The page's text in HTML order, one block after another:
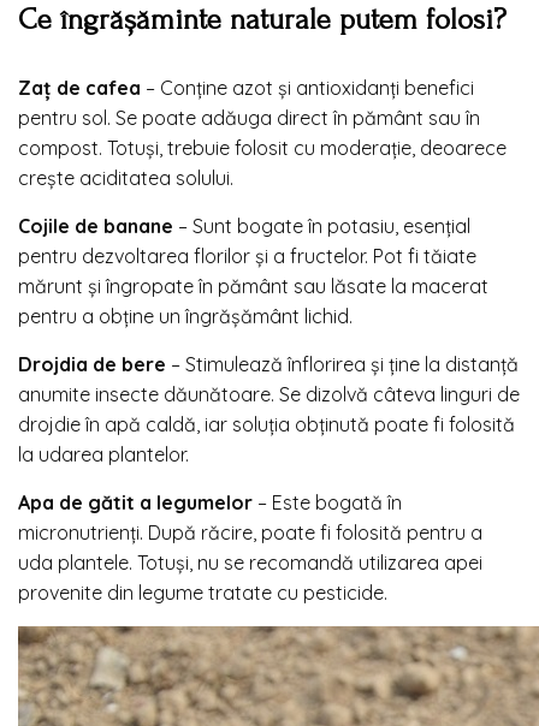
Ce îngrășăminte naturale putem folosi?
Zaț de cafea – Conține azot și antioxidanți benefici
pentru sol. Se poate adăuga direct în pământ sau în
compost. Totuși, trebuie folosit cu moderație, deoarece
crește aciditatea solului.
Cojile de banane – Sunt bogate în potasiu, esențial
pentru dezvoltarea florilor și a fructelor. Pot fi tăiate
mărunt și îngropate în pământ sau lăsate la macerat
pentru a obține un îngrășământ lichid.
Drojdia de bere – Stimulează înflorirea și ține la distanță
anumite insecte dăunătoare. Se dizolvă câteva linguri de
drojdie în apă caldă, iar soluția obținută poate fi folosită
la udarea plantelor.
Apa de gătit a legumelor – Este bogată în
micronutrienți. După răcire, poate fi folosită pentru a
uda plantele. Totuși, nu se recomandă utilizarea apei
provenite din legume tratate cu pesticide.